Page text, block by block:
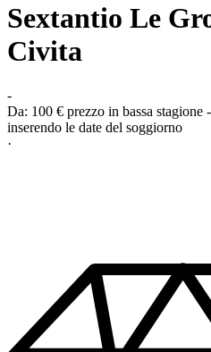
Sextantio Le
Civita
-
Da: 100 € prezzo in bassa stagione
inserendo le date del soggiorno
·